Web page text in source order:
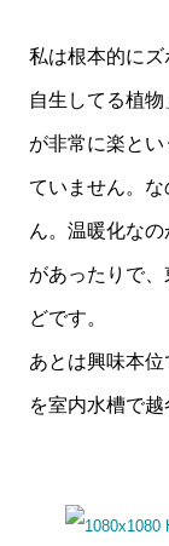
私は根本的に
自生してる植
が非常に楽と
ていません。
ん。温暖化な
があったりで
どです。
あとは興味本
を室内水槽で越